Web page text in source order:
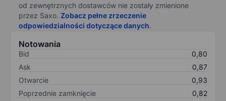
od zewnętrznych dostawców nie zostały zmienione
przez Saxo. Zobacz pełne zrzeczenie
odpowiedzialności dotyczące danych.
Notowania
Bid
0,80
Ask
0,87
Otwarcie
0,93
Poprzednie zamknięcie
0,82